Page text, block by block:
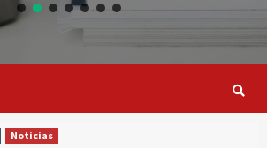
Noticias